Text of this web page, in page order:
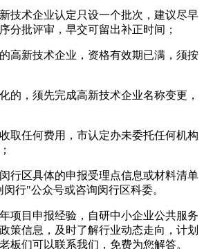
术企业认定只设一个批次，建议尽早
分批评审，早交可留出补正时间；
新技术企业，资格有效期已满，须按
，须先完成高新技术企业名称变更，
任何费用，市认定办未委托任何机构
区具体的申报受理点信息或材料清单
行"公众号或咨询闵行区科委。
目申报经验，自研中小企业公共服务
策信息，及时了解行业动态走向，计划
板们可以联系我们，免费为您解答。